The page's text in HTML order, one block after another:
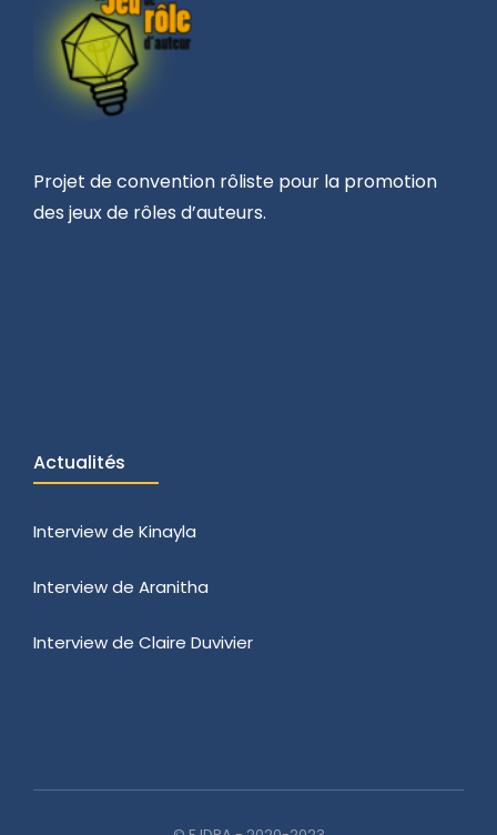
Projet de convention rôliste pour la promotion
des jeux de rôles d’auteurs.
Actualités
Interview de Kinayla
Interview de Aranitha
Interview de Claire Duvivier